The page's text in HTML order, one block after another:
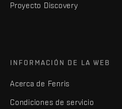
Proyecto Discovery
INFORMACIÓN DE LA WEB
Acerca de Fenris
Condiciones de servicio